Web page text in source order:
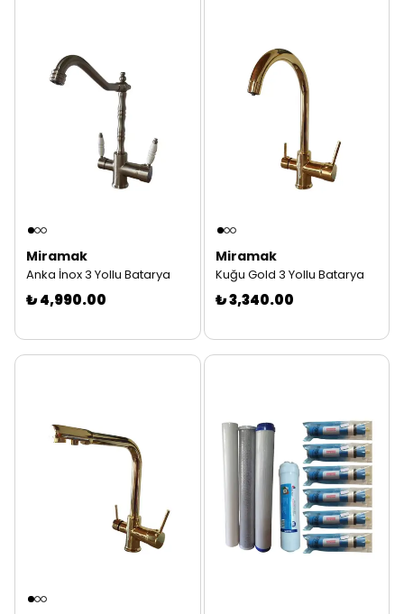
Miramak
Anka İnox 3 Yollu Batarya
₺ 4,990.00
Miramak
Kuğu Gold 3 Yollu Batarya
₺ 3,340.00